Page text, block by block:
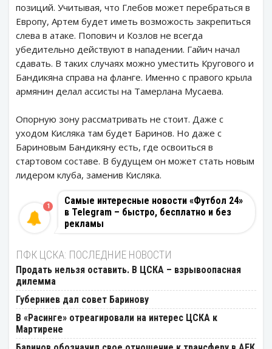
позиций. Учитывая, что Глебов может перебраться в
Европу, Артем будет иметь возможость закрепиться
слева в атаке. Попович и Козлов не всегда
убедительно действуют в нападении. Гайич начал
сдавать. В таких случаях можно уместить Кругового и
Бандикяна справа на фланге. Именно с правого крыла
армянин делал ассисты на Тамерлана Мусаева.
Опорную зону рассматривать не стоит. Даже с
уходом Кисляка там будет Баринов. Но даже с
Бариновым Бандикяну есть, где освоиться в
стартовом составе. В будущем он может стать новым
лидером клуба, заменив Кисляка.
Самые интересные новости «Футбол 24»
в Telegram – быстро, бесплатно и без
рекламы
1
ПФК ЦСКА: ПОСЛЕДНИЕ НОВОСТИ
Продать нельзя оставить. В ЦСКА – взрывоопасная
дилемма
Губерниев дал совет Баринову
В «Расинге» отреагировали на интерес ЦСКА к
Мартирене